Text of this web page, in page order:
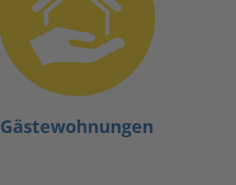
Gäs­te­woh­nun­gen